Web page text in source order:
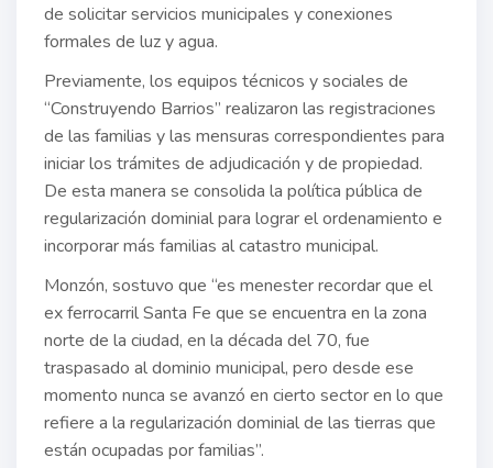
de solicitar servicios municipales y conexiones
formales de luz y agua.
Previamente, los equipos técnicos y sociales de
“Construyendo Barrios” realizaron las registraciones
de las familias y las mensuras correspondientes para
iniciar los trámites de adjudicación y de propiedad.
De esta manera se consolida la política pública de
regularización dominial para lograr el ordenamiento e
incorporar más familias al catastro municipal.
Monzón, sostuvo que “es menester recordar que el
ex ferrocarril Santa Fe que se encuentra en la zona
norte de la ciudad, en la década del 70, fue
traspasado al dominio municipal, pero desde ese
momento nunca se avanzó en cierto sector en lo que
refiere a la regularización dominial de las tierras que
están ocupadas por familias”.